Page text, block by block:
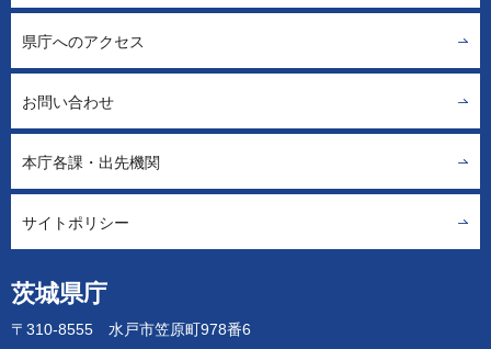
茨城県庁
〒310-8555 水戸市笠原町978番6
県庁へのアクセス
お問い合わせ
本庁各課・出先機関
サイトポリシー